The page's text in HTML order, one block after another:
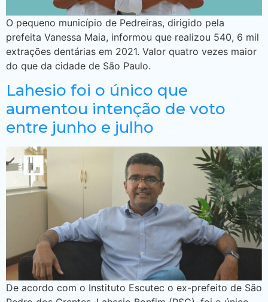
O pequeno município de Pedreiras, dirigido pela
prefeita Vanessa Maia, informou que realizou 540, 6 mil
extrações dentárias em 2021. Valor quatro vezes maior
do que da cidade de São Paulo.
Lahesio foi o único que
aumentou intenção de voto
entre junho e julho
De acordo com o Instituto Escutec o ex-prefeito de São